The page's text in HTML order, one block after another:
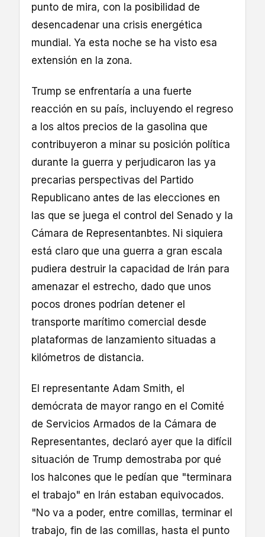
punto de mira, con la posibilidad de
desencadenar una crisis energética
mundial. Ya esta noche se ha visto esa
extensión en la zona.
Trump se enfrentaría a una fuerte
reacción en su país, incluyendo el regreso
a los altos precios de la gasolina que
contribuyeron a minar su posición política
durante la guerra y perjudicaron las ya
precarias perspectivas del Partido
Republicano antes de las elecciones en
las que se juega el control del Senado y la
Cámara de Representanbtes. Ni siquiera
está claro que una guerra a gran escala
pudiera destruir la capacidad de Irán para
amenazar el estrecho, dado que unos
pocos drones podrían detener el
transporte marítimo comercial desde
plataformas de lanzamiento situadas a
kilómetros de distancia.
El representante Adam Smith, el
demócrata de mayor rango en el Comité
de Servicios Armados de la Cámara de
Representantes, declaró ayer que la difícil
situación de Trump demostraba por qué
los halcones que le pedían que "terminara
el trabajo" en Irán estaban equivocados.
"No va a poder, entre comillas, terminar el
trabajo, fin de las comillas, hasta el punto